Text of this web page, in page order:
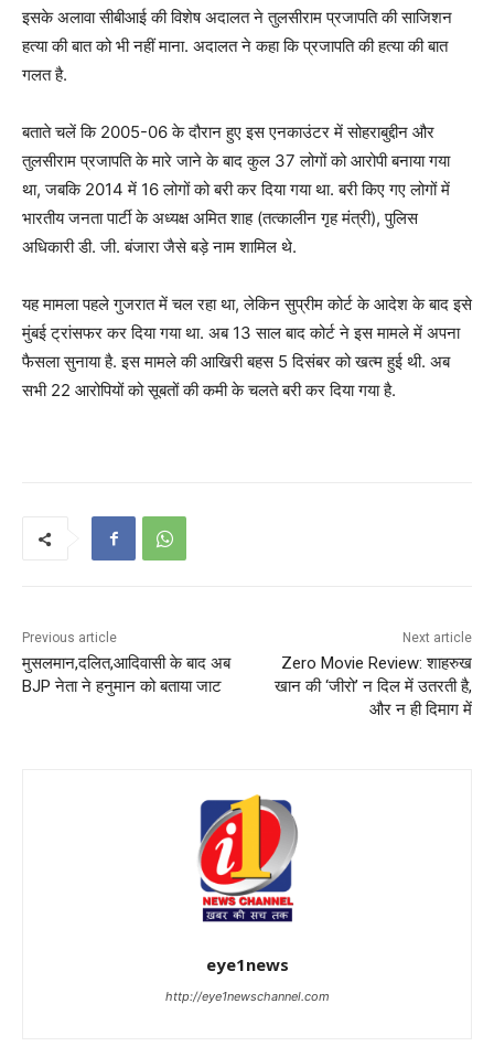
इसके अलावा सीबीआई की विशेष अदालत ने तुलसीराम प्रजापति की साजिशन
हत्या की बात को भी नहीं माना. अदालत ने कहा कि प्रजापति की हत्या की बात
गलत है.
बताते चलें कि 2005-06 के दौरान हुए इस एनकाउंटर में सोहराबुद्दीन और
तुलसीराम प्रजापति के मारे जाने के बाद कुल 37 लोगों को आरोपी बनाया गया
था, जबकि 2014 में 16 लोगों को बरी कर दिया गया था. बरी किए गए लोगों में
भारतीय जनता पार्टी के अध्यक्ष अमित शाह (तत्कालीन गृह मंत्री), पुलिस
अधिकारी डी. जी. बंजारा जैसे बड़े नाम शामिल थे.
यह मामला पहले गुजरात में चल रहा था, लेकिन सुप्रीम कोर्ट के आदेश के बाद इसे
मुंबई ट्रांसफर कर दिया गया था. अब 13 साल बाद कोर्ट ने इस मामले में अपना
फैसला सुनाया है. इस मामले की आखिरी बहस 5 दिसंबर को खत्म हुई थी. अब
सभी 22 आरोपियों को सूबतों की कमी के चलते बरी कर दिया गया है.
Previous article
मुसलमान,दलित,आदिवासी के बाद अब
BJP नेता ने हनुमान को बताया जाट
Next article
Zero Movie Review: शाहरुख
खान की ‘जीरो’ न दिल में उतरती है,
और न ही दिमाग में
eye1news
http://eye1newschannel.com